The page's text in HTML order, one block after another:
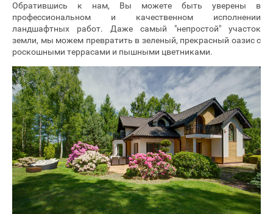
Обратившись к нам, Вы можете быть уверены в
профессиональном и качественном исполнении
ландшафтных работ. Даже самый "непростой" участок
земли, мы можем превратить в зеленый, прекрасный оазис с
роскошными террасами и пышными цветниками.